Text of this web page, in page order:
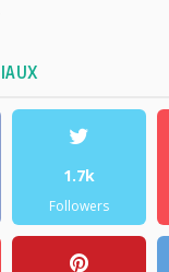
1.7k
Followers